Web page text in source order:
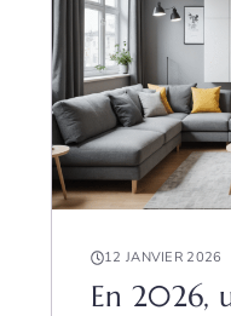
12 JANVIER 2026
En 2026,